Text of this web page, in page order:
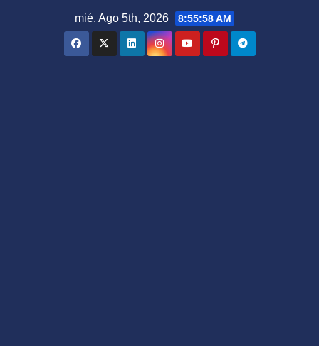
mié. Ago 5th, 2026 8:55:59 AM